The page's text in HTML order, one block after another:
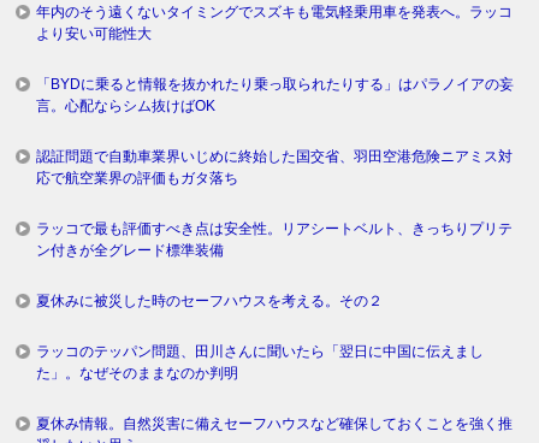
年内のそう遠くないタイミングでスズキも電気軽乗用車を発表へ。ラッコ
より安い可能性大
「BYDに乗ると情報を抜かれたり乗っ取られたりする」はパラノイアの妄
言。心配ならシム抜けばOK
認証問題で自動車業界いじめに終始した国交省、羽田空港危険ニアミス対
応で航空業界の評価もガタ落ち
ラッコで最も評価すべき点は安全性。リアシートベルト、きっちりプリテ
ン付きが全グレード標準装備
夏休みに被災した時のセーフハウスを考える。その２
ラッコのテッパン問題、田川さんに聞いたら「翌日に中国に伝えまし
た」。なぜそのままなのか判明
夏休み情報。自然災害に備えセーフハウスなど確保しておくことを強く推